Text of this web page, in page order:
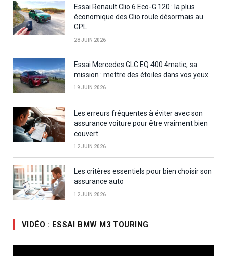
Essai Renault Clio 6 Eco-G 120 : la plus
économique des Clio roule désormais au
GPL
28 JUIN 2026
Essai Mercedes GLC EQ 400 4matic, sa
mission : mettre des étoiles dans vos yeux
19 JUIN 2026
Les erreurs fréquentes à éviter avec son
assurance voiture pour être vraiment bien
couvert
12 JUIN 2026
Les critères essentiels pour bien choisir son
assurance auto
12 JUIN 2026
VIDÉO : ESSAI BMW M3 TOURING